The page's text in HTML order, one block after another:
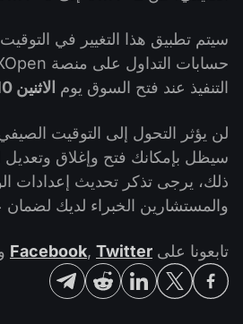
سيتم تطبيق هذا التغيير في
التنفيذ عند فتح السوق يوم الاثنين 10
لن يؤثر التحول إلى التوقيت
سيظل بإمكانك فتح وإغلاق وتعديل
ذلك، يرجى تذكر تحديث إعدادات
والمستشارين الخبراء لديك
تابعونا على Facebook, Twitter